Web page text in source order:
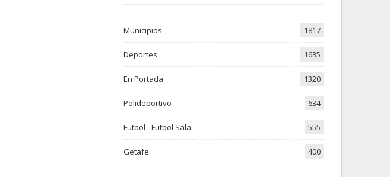
Municipios 1817
Deportes 1635
En Portada 1320
Polideportivo 634
Futbol - Futbol Sala 555
Getafe 400